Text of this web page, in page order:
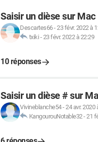
Saisir un dièse sur Mac
Descartes66-23 févr. 2022 à
txiki -23 févr. 2022 à 22:29
10 réponses
Saisir un dièse # sur
Vivineblanche54-24 avr. 2020
KangourouNotable32-21